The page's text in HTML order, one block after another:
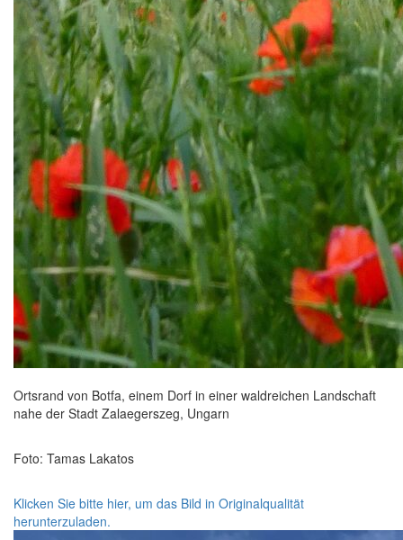
Ortsrand von Botfa, einem Dorf in einer waldreichen Landschaft
nahe der Stadt Zalaegerszeg, Ungarn
Foto: Tamas Lakatos
Klicken Sie bitte hier, um das Bild in Originalqualität
herunterzuladen.